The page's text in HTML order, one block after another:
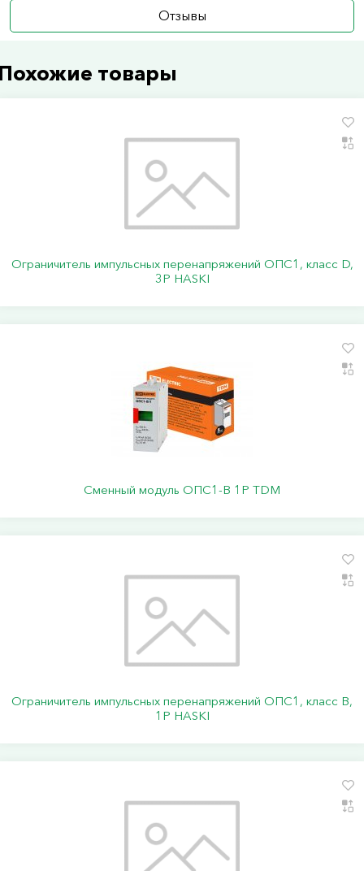
Отзывы
товары
Ограничитель импульсных перенапряжений ОПС1, класс D,
3P HASKI
Сменный модуль ОПС1-B 1P TDM
Ограничитель импульсных перенапряжений ОПС1, класс В,
1P HASKI